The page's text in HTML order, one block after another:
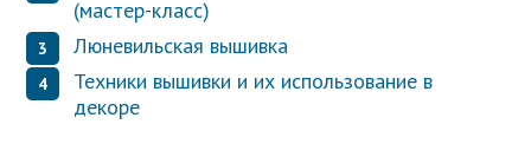
(мастер-класс)
Люневильская вышивка
Техники вышивки и их использование в
декоре